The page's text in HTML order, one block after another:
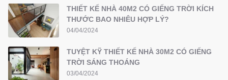
THIẾT KẾ NHÀ 40M2 CÓ GIẾNG TRỜI KÍCH
THƯỚC BAO NHIÊU HỢP LÝ?
04/04/2024
TUYỆT KỸ THIẾT KẾ NHÀ 30M2 CÓ GIẾNG
TRỜI SÁNG THOÁNG
03/04/2024